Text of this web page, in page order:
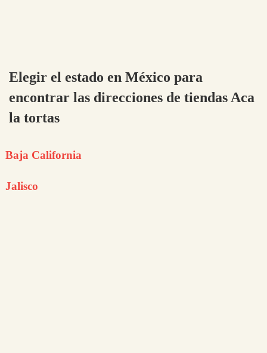
Elegir el estado en México para
encontrar las direcciones de tiendas Aca
la tortas
Baja California
Jalisco